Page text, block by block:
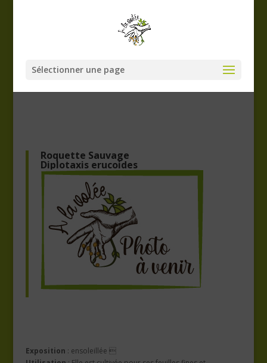
Sélectionner une page
Roquette Sauvage
Diplotaxis erucoides
Exposition : ensoleillée 